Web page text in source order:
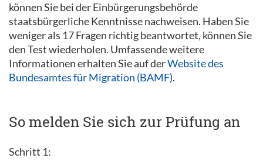
können Sie bei der Einbürgerungsbehörde
staatsbürgerliche Kenntnisse nachweisen. Haben Sie
weniger als 17 Fragen richtig beantwortet, können Sie
den Test wiederholen. Umfassende weitere
Informationen erhalten Sie auf derWebsite des
Bundesamtes für Migration (BAMF).
So melden Sie sich zur Prüfung an
Schritt 1: